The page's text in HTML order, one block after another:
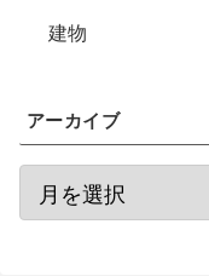
建物
アーカイブ